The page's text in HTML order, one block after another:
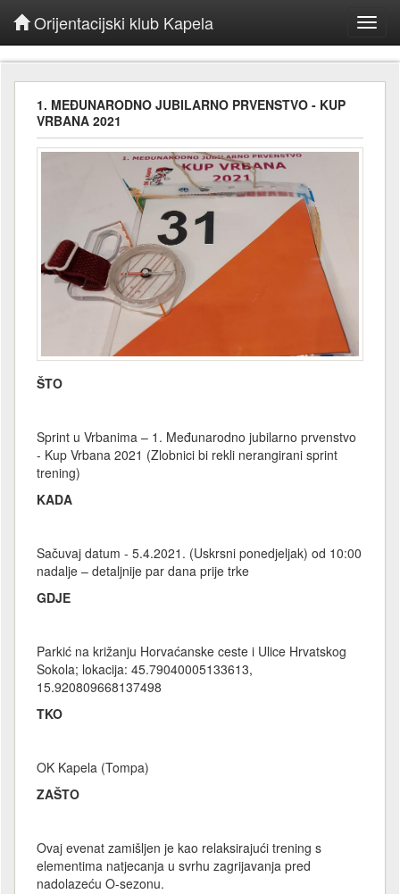
Orijentacijski klub Kapela
1. MEĐUNARODNO JUBILARNO PRVENSTVO - KUP
VRBANA 2021
ŠTO
Sprint u Vrbanima – 1. Međunarodno jubilarno prvenstvo
- Kup Vrbana 2021 (Zlobnici bi rekli nerangirani sprint
trening)
KADA
Sačuvaj datum - 5.4.2021. (Uskrsni ponedjeljak) od 10:00
nadalje – detaljnije par dana prije trke
GDJE
Parkić na križanju Horvaćanske ceste i Ulice Hrvatskog
Sokola; lokacija: 45.79040005133613,
15.920809668137498
TKO
OK Kapela (Tompa)
ZAŠTO
Ovaj evenat zamišljen je kao relaksirajući trening s
elementima natjecanja u svrhu zagrijavanja pred
nadolazeću O-sezonu.